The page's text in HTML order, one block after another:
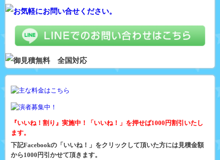
『いいね！割り』実施中！「いいね！」を押せば1000円割引いたし
ます。
下記Facebookの「いいね！」をクリックして頂いた方には見積金額
から1000円引かせて頂きます。